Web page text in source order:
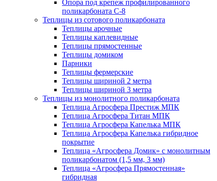
Опора под крепеж профилированного
поликарбоната С-8
Теплицы из сотового поликарбоната
Теплицы арочные
Теплицы каплевидные
Теплицы прямостенные
Теплицы домиком
Парники
Теплицы фермерские
Теплицы шириной 2 метра
Теплицы шириной 3 метра
Теплицы из монолитного поликарбоната
Теплица Агросфера Престиж МПК
Теплица Агросфера Титан МПК
Теплица Агросфера Капелька МПК
Теплица Агросфера Капелька гибридное
покрытие
Теплица «Агросфера Домик» с монолитным
поликарбонатом (1,5 мм, 3 мм)
Теплица «Агросфера Прямостенная»
гибридная